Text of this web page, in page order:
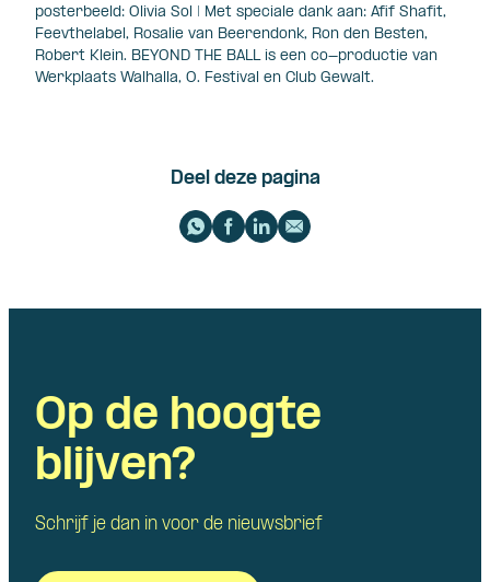
posterbeeld: Olivia Sol | Met speciale dank aan: Afif Shafit,
Feevthelabel, Rosalie van Beerendonk, Ron den Besten,
Robert Klein. BEYOND THE BALL is een co-productie van
Werkplaats Walhalla, O. Festival en Club Gewalt.
Deel deze pagina
Op de hoogte
blijven?
Schrijf je dan in voor de nieuwsbrief